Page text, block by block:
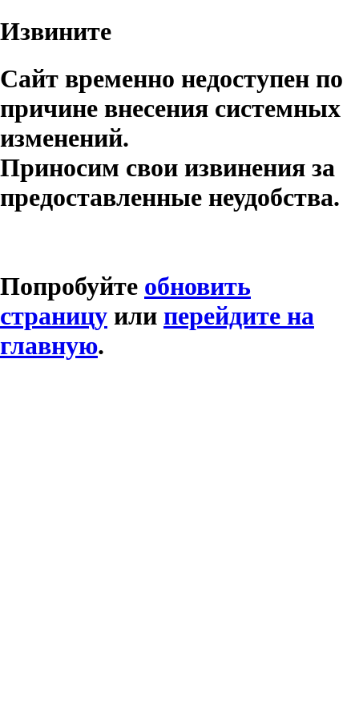
Извините
Сайт временно недоступен по
причине внесения системных
изменений.
Приносим свои извинения за
предоставленные неудобства.
Попробуйте обновить
страницу или перейдите на
главную.